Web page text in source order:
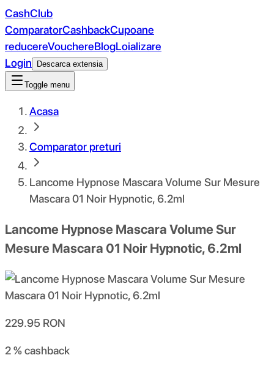
CashClub
ComparatorCashbackCupoane
reducereVouchereBlogLoializare
Login
Descarca extensia
Toggle menu
Acasa
Comparator preturi
Lancome Hypnose Mascara Volume Sur Mesure
Mascara 01 Noir Hypnotic, 6.2ml
Lancome Hypnose Mascara Volume Sur
Mesure Mascara 01 Noir Hypnotic, 6.2ml
229.95 RON
2 %cashback